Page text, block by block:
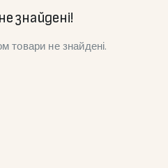
знайдені!
товари не знайдені.